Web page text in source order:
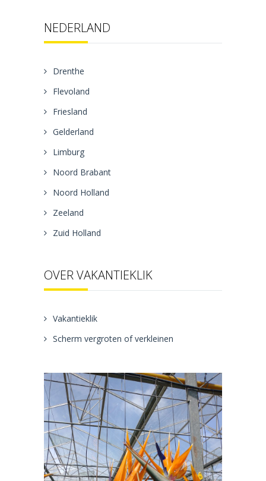
NEDERLAND
Drenthe
Flevoland
Friesland
Gelderland
Limburg
Noord Brabant
Noord Holland
Zeeland
Zuid Holland
OVER VAKANTIEKLIK
Vakantieklik
Scherm vergroten of verkleinen